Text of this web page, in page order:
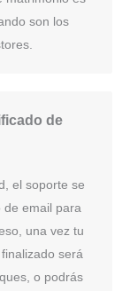
son los
de
el soporte se
de email para
una vez tu
será
o podrás